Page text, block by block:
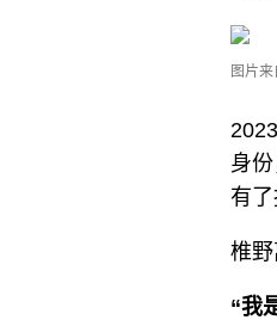
图片
身
有
椎野
“我